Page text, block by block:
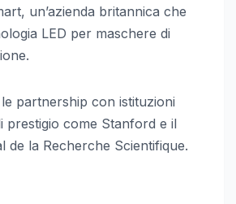
un’azienda britannica che
LED per maschere di
partnership con istituzioni
prestigio come Stanford e il
de la Recherche Scientifique.